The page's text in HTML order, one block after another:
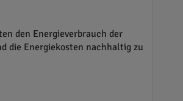
den Energieverbrauch der
die Energiekosten nachhaltig zu